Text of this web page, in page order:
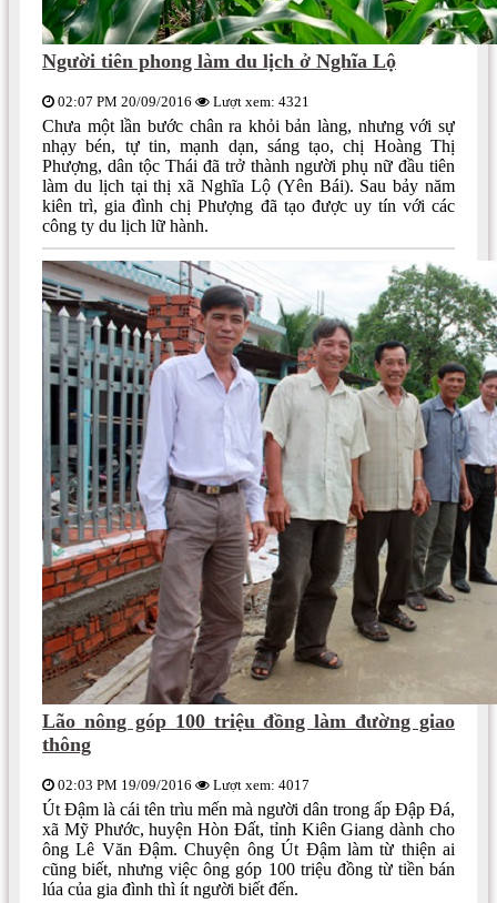
Người tiên phong làm du lịch ở Nghĩa Lộ
02:07 PM 20/09/2016 Lượt xem: 4321
Chưa một lần bước chân ra khỏi bản làng, nhưng với sự
nhạy bén, tự tin, mạnh dạn, sáng tạo, chị Hoàng Thị
Phượng, dân tộc Thái đã trở thành người phụ nữ đầu tiên
làm du lịch tại thị xã Nghĩa Lộ (Yên Bái). Sau bảy năm
kiên trì, gia đình chị Phượng đã tạo được uy tín với các
công ty du lịch lữ hành.
Lão nông góp 100 triệu đồng làm đường giao
thông
02:03 PM 19/09/2016 Lượt xem: 4017
Út Đậm là cái tên trìu mến mà người dân trong ấp Đập Đá,
xã Mỹ Phước, huyện Hòn Đất, tỉnh Kiên Giang dành cho
ông Lê Văn Đậm. Chuyện ông Út Đậm làm từ thiện ai
cũng biết, nhưng việc ông góp 100 triệu đồng từ tiền bán
lúa của gia đình thì ít người biết đến.